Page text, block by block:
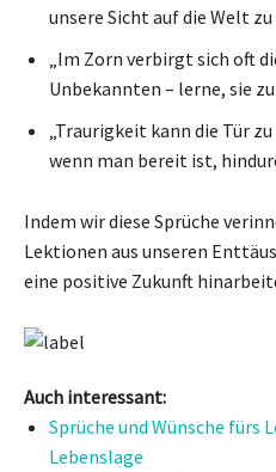
unsere Sicht auf die Welt zu
„Im Zorn verbirgt sich oft
Unbekannten – lerne, sie
„Traurigkeit kann die Tür
wenn man bereit ist,
Indem wir diese Sprüche
Lektionen aus unseren
eine positive Zukunft
Auch interessant:
Sprüche und Wünsche fürs
Lebenslage